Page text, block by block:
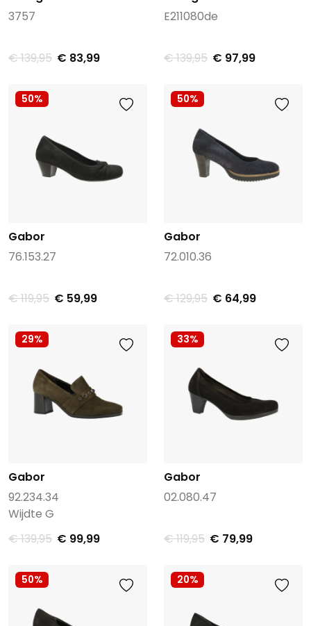
3757
€ 139,95 € 83,99
E211080de
€ 139,95 € 97,99
50%
Gabor
76.153.27
€ 119,95 € 59,99
50%
Gabor
72.010.36
€ 129,95 € 64,99
29%
Gabor
92.234.34
Wijdte G
€ 139,95 € 99,99
33%
Gabor
02.080.47
€ 119,95 € 79,99
50% 20%